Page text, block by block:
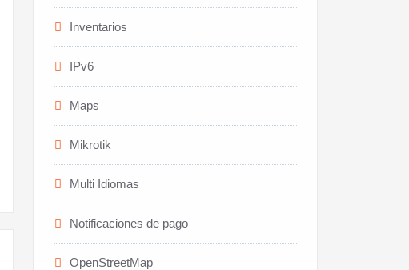
Inventarios
IPv6
Maps
Mikrotik
Multi Idiomas
Notificaciones de pago
OpenStreetMap